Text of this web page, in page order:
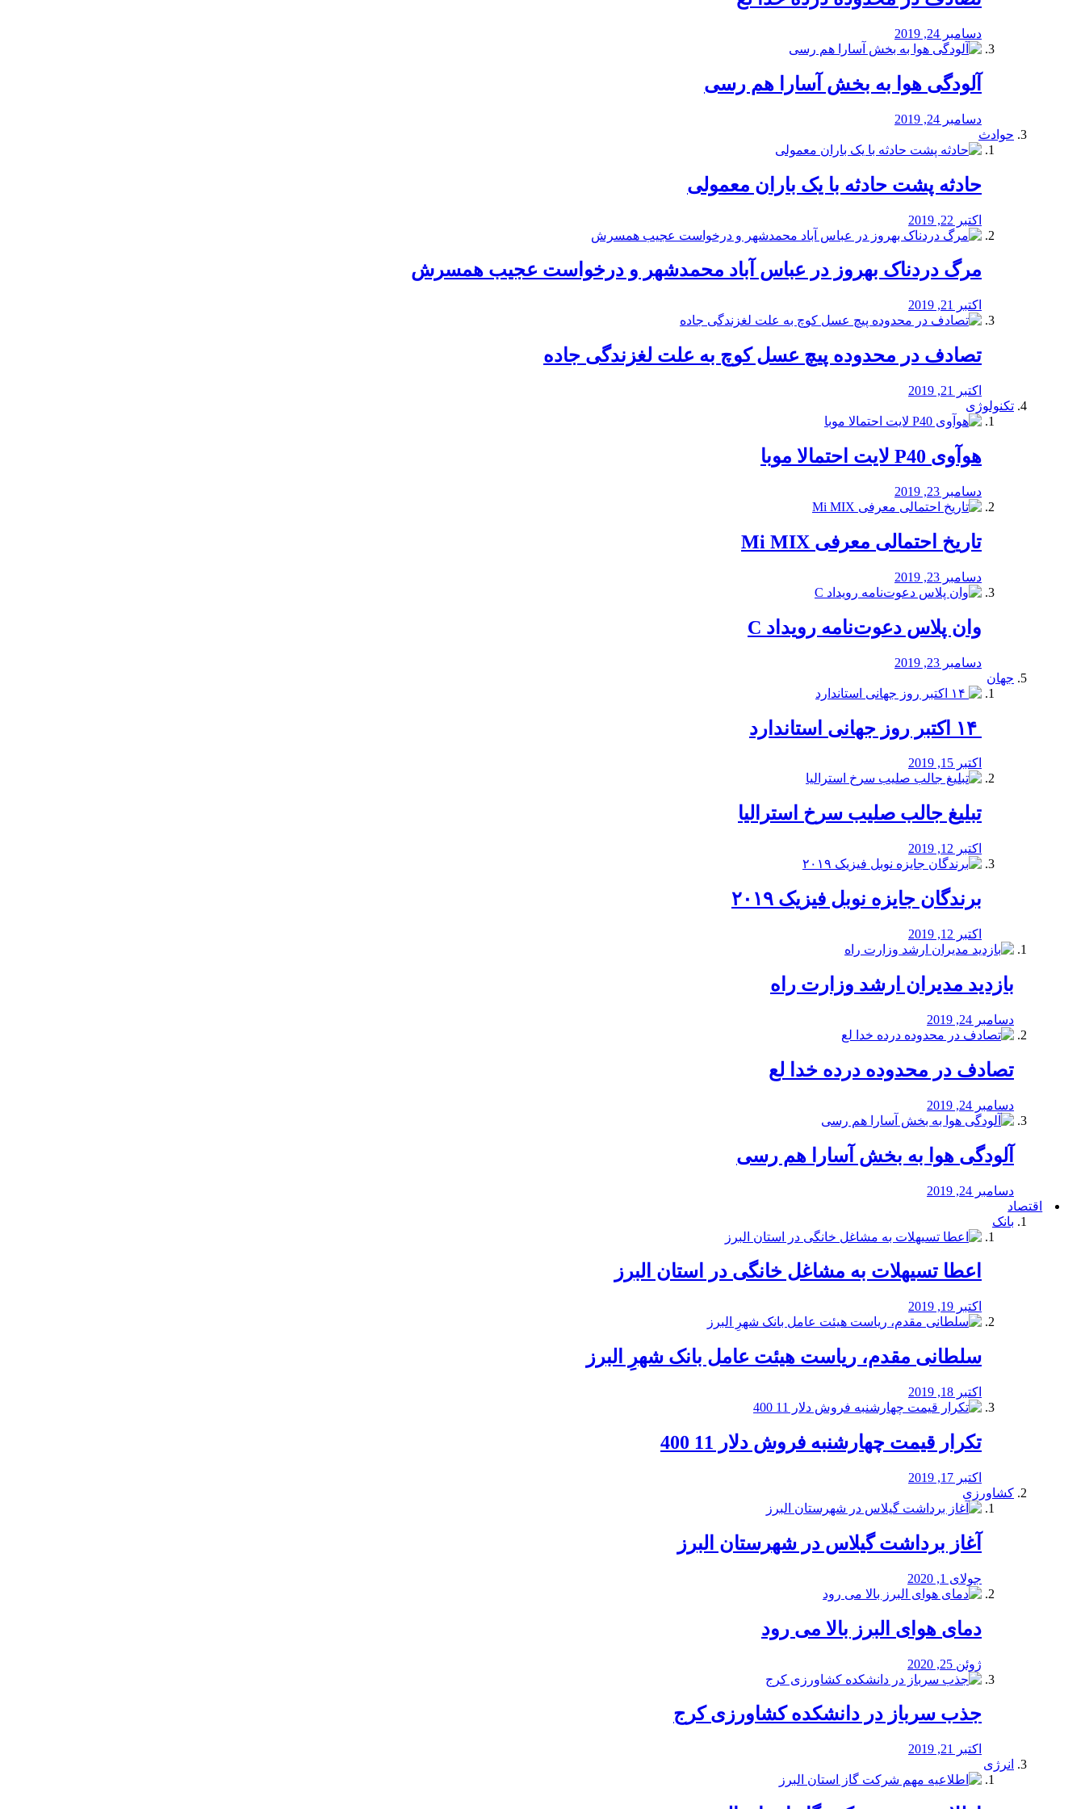
دسامبر 24, 2019
آلودگی هوا به بخش آسارا هم رسی
دسامبر 24, 2019
حوادث
️حادثه پشت حادثه با یک باران معمولی
اکتبر 22, 2019
مرگ دردناک بهروز در عباس آباد محمدشهر و درخواست عجیب همسرش
اکتبر 21, 2019
تصادف در محدوده پیچ عسل کوچ به علت لغزندگی جاده
اکتبر 21, 2019
تکنولوژی
هوآوی P40 لایت احتمالا موبا
دسامبر 23, 2019
تاریخ احتمالی معرفی Mi MIX
دسامبر 23, 2019
وان پلاس دعوت‌نامه رویداد C
دسامبر 23, 2019
جهان
اکتبر 15, 2019
تبلیغ جالب صلیب سرخ استرالیا
اکتبر 12, 2019
برندگان جایزه نوبل فیزیک ۲۰۱۹
اکتبر 12, 2019
بازدید مدیران ارشد وزارت راه
دسامبر 24, 2019
تصادف در محدوده درده خدا لع
دسامبر 24, 2019
آلودگی هوا به بخش آسارا هم رسی
دسامبر 24, 2019
اقتصاد
بانک
️اعطا تسیهلات به مشاغل خانگی در استان البرز
اکتبر 19, 2019
سلطانی مقدم، ریاست هیئت عامل بانک شهرِ البرز
اکتبر 18, 2019
تکرار قیمت چهارشنبه فروش دلار 11 400
اکتبر 17, 2019
کشاورزی
آغاز برداشت گیلاس در شهرستان البرز
جولای 1, 2020
دمای هوای البرز بالا می رود
ژوئن 25, 2020
جذب سرباز در دانشکده کشاورزی کرج
اکتبر 21, 2019
انرژی